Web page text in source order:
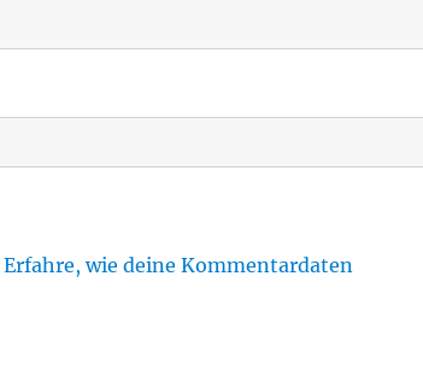
Erfahre, wie deine Kommentardaten